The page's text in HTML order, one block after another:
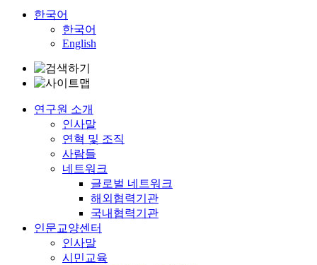
한국어
한국어
English
연구원 소개
인사말
연혁 및 조직
사람들
네트워크
글로벌 네트워크
해외협력기관
국내협력기관
인문교양센터
인사말
시민교육